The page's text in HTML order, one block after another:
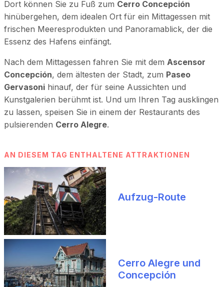
Dort können Sie zu Fuß zum Cerro Concepción
hinübergehen, dem idealen Ort für ein Mittagessen mit
frischen Meeresprodukten und Panoramablick, der die
Essenz des Hafens einfängt.
Nach dem Mittagessen fahren Sie mit dem Ascensor
Concepción, dem ältesten der Stadt, zum Paseo
Gervasoni hinauf, der für seine Aussichten und
Kunstgalerien berühmt ist. Und um Ihren Tag ausklingen
zu lassen, speisen Sie in einem der Restaurants des
pulsierenden Cerro Alegre.
AN DIESEM TAG ENTHALTENE ATTRAKTIONEN
Aufzug-Route
Cerro Alegre und
Concepción